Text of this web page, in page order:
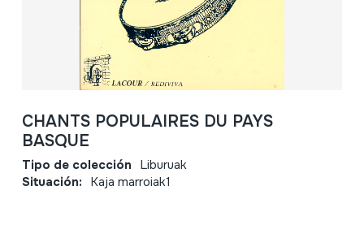
CHANTS POPULAIRES DU PAYS
BASQUE
Tipo de colección Liburuak
Situación: Kaja marroiak1